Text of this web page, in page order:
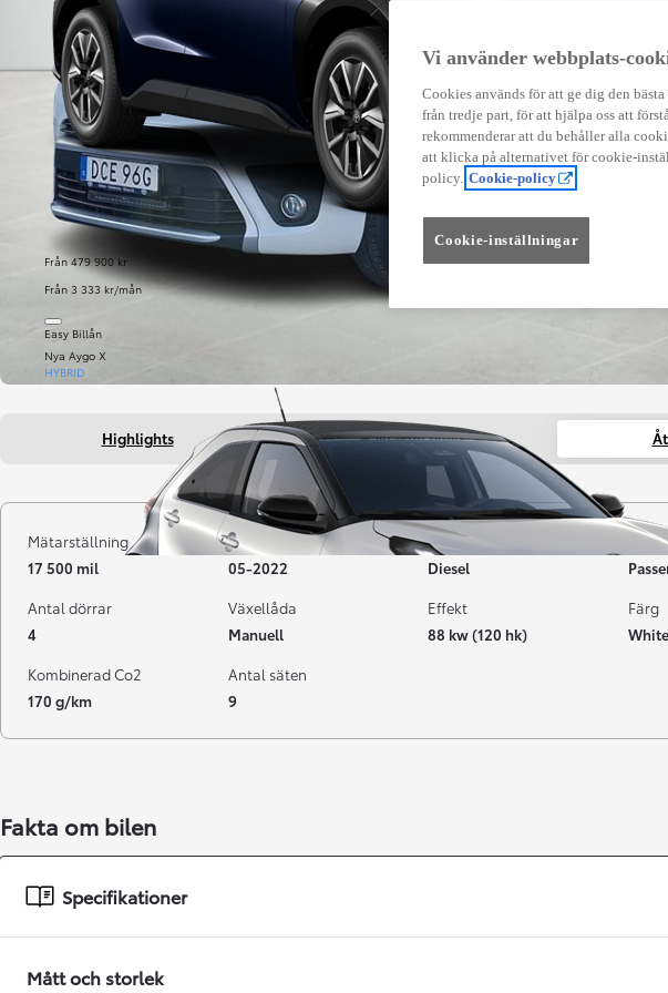
Från 479 900 kr
Från 3 333 kr/mån
Easy Billån
Nya Aygo X
HYBRID
Från 238 900 kr
Easy Billån
GR Yaris
Highlights Fakta om bilen
Mätarställning
17 500 mil
Registrerad
05-2022
Bränsle
Diesel
Typ
Antal dörrar
4
Växellåda
Manuell
Effekt
88 kw (120 hk)
Färg
White
Kombinerad Co2
170 g/km
Antal säten
9
Fakta om bilen
Specifikationer
Mått och storlek
Vi använder webbplats-
Cookies används för att ge dig den
från tredje part, för att hjälpa oss att
rekommenderar att du behåller alla
att klicka på alternativet för cookie-
policy. Cookie-policy
Cookie-inställningar